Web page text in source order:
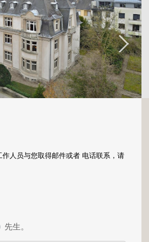
en marbre, se
chic et élégante.
dans les parties privatives.
appartements propose un
une triple réception de
haut-plafonds, du parquet
à coupe de pierre dans
rompus dans les salons,
réunis qui feront de
ainsi que le grenier
人员与您取得邮件或者 电话联系，请
先生。